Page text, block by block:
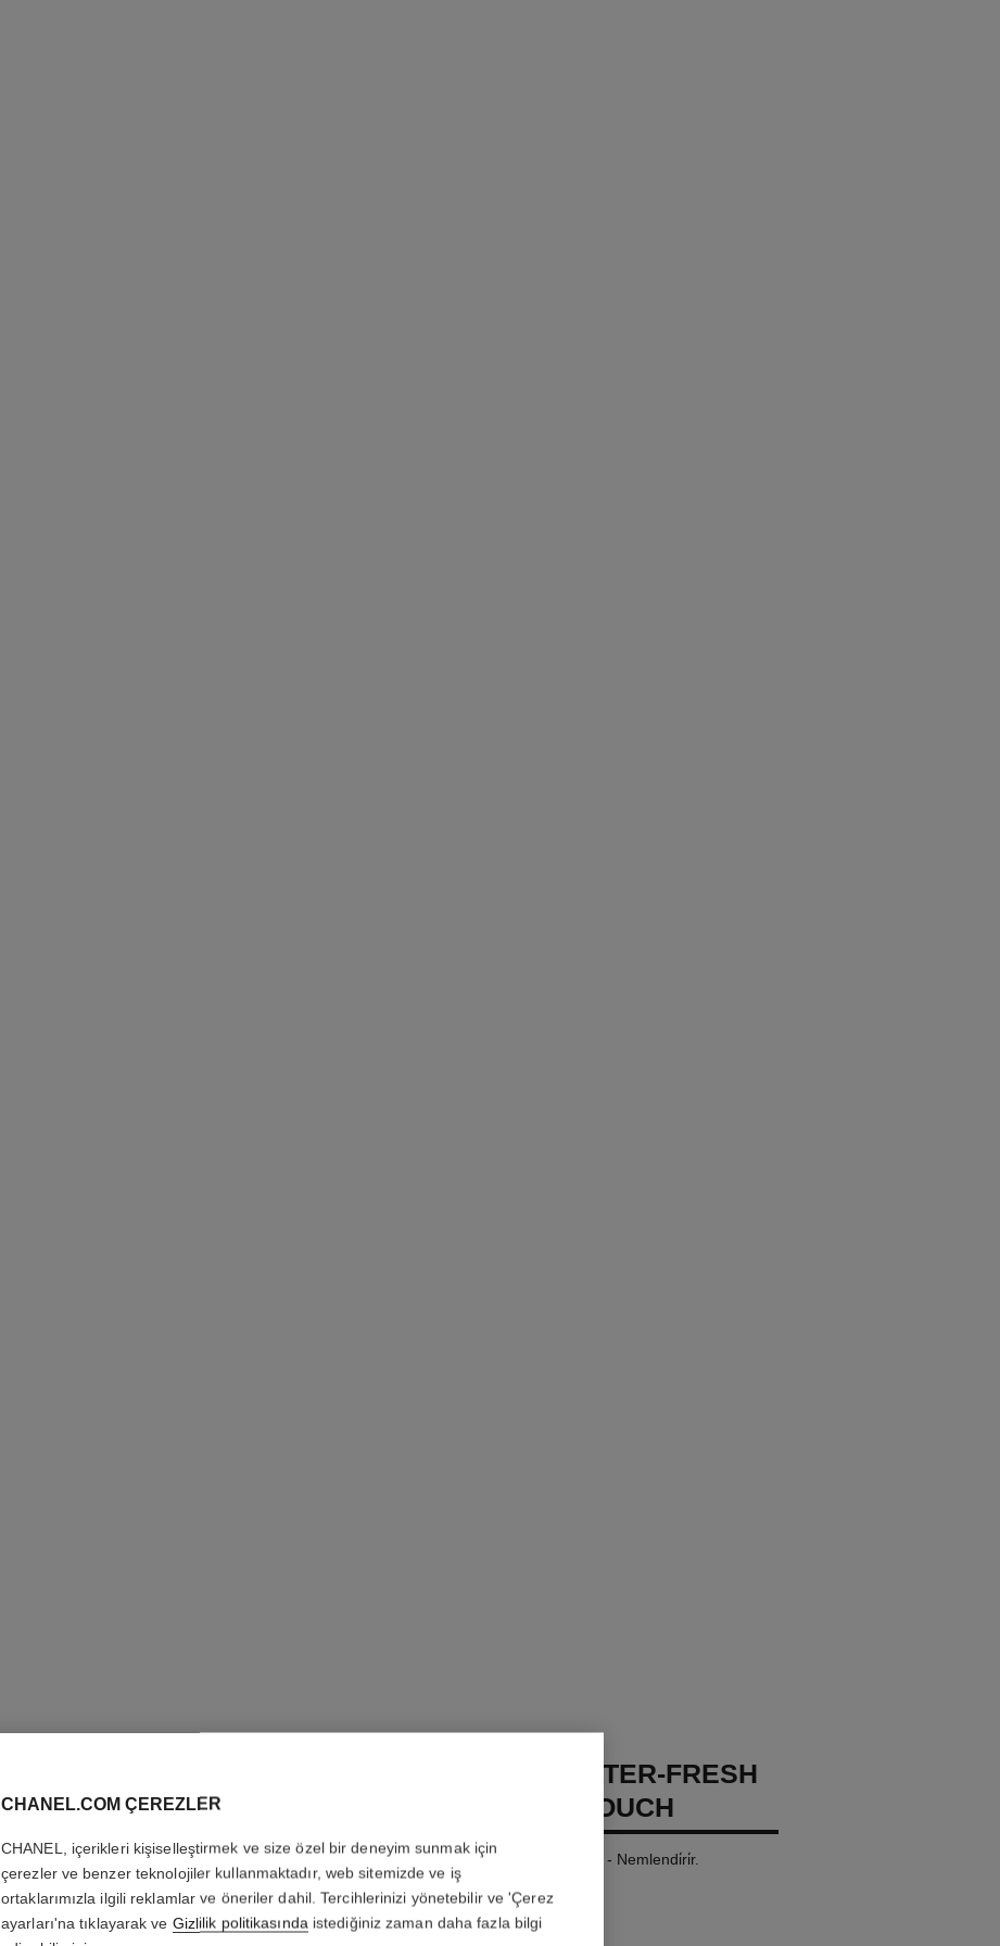
LES BEIGES WATER-FRESH
COMPLEXION TOUCH
Renk Tonunu Eşi̇tler - Aydinlatir - Nemlendi̇ri̇r.
Daha fazla ayrıntı
Ref. 184826
CHANEL.COM ÇEREZLER
CHANEL, içerikleri kişiselleştirmek ve size özel bir deneyim sunmak için
çerezler ve benzer teknolojiler kullanmaktadır, web sitemizde ve iş
ortaklarımızla ilgili reklamlar ve öneriler dahil. Tercihlerinizi yönetebilir ve 'Çerez
ayarları'na tıklayarak ve Gizlilik politikasındaistediğiniz zaman daha fazla bilgi